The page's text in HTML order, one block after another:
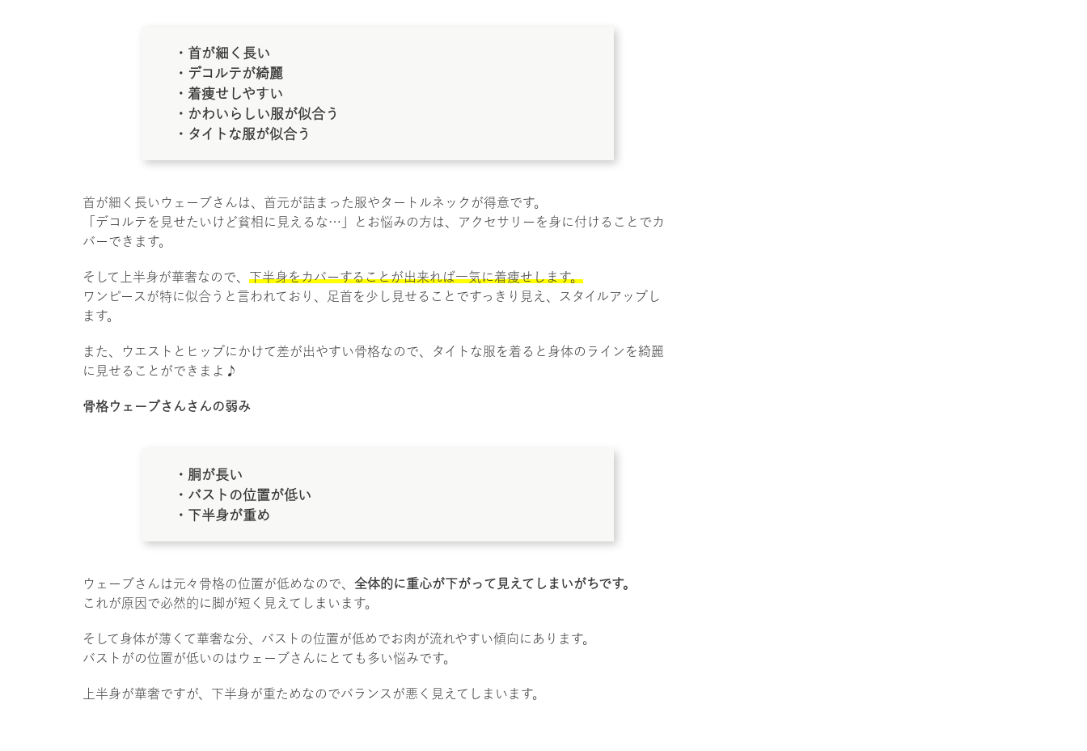
・首が細く長い
・デコルテが綺麗
・着痩せしやすい
・かわいらしい服が似合う
・タイトな服が似合う
首が細く長いウェーブさんは、首元が詰まった服やタートルネックが得意です。
「デコルテを見せたいけど貧相に見えるな…」とお悩みの方は、アクセサリーを身に付けることでカ
バーできます。
そして上半身が華奢なので、 下半身をカバーすることが出来れば一気に着痩せします。
ワンピースが特に似合うと言われており、足首を少し見せることですっきり見え、スタイルアップし
ます。
また、ウエストとヒップにかけて差が出やすい骨格なので、タイトな服を着ると身体のラインを綺麗
に見せることができまよ♪
骨格ウェーブさんさんの弱み
・胴が長い
・バストの位置が低い
・下半身が重め
ウェーブさんは元々骨格の位置が低めなので、 全体的に重心が下がって見えてしまいがちです。
これが原因で必然的に脚が短く見えてしまいます。
そして身体が薄くて華奢な分、バストの位置が低めでお肉が流れやすい傾向にあります。
バストがの位置が低いのはウェーブさんにとても多い悩みです。
上半身が華奢ですが、下半身が重ためなのでバランスが悪く見えてしまいます。